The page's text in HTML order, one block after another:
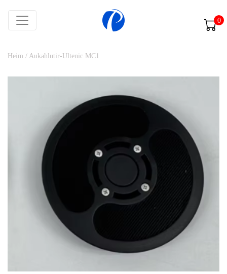
0
Heim / Aukahlutir-Ultenic MC1